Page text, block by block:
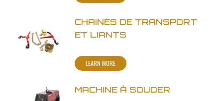
CHAINES DE TRANSPORT
ET LIANTS
LEARN MORE
MACHINE À SOUDER